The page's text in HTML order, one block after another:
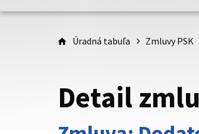
Úradná tabuľa Zmluvy PSK
Detail